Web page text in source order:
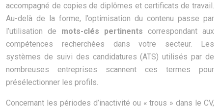
accompagné de copies de diplômes et certificats de travail.
Au-delà de la forme, l’optimisation du contenu passe par
l’utilisation de mots-clés pertinents correspondant aux
compétences recherchées dans votre secteur. Les
systèmes de suivi des candidatures (ATS) utilisés par de
nombreuses entreprises scannent ces termes pour
présélectionner les profils.
Concernant les périodes d’inactivité ou « trous » dans le CV,